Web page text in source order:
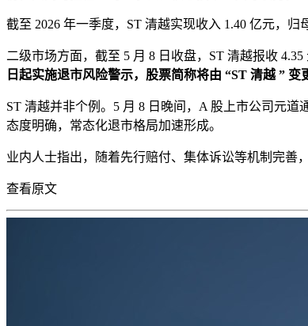
截至 2026 年一季度，ST 清越实现收入 1.40 亿元，
二级市场方面，截至 5 月 8 日收盘，ST 清越报收
日起实施退市风险警示，股票简称将由 “ST 清越 ” 变
ST 清越并非个例。5 月 8 日晚间，A 股上市公司元
态度明确，常态化退市格局加速形成。
业内人士指出，随着先行赔付、集体诉讼等机制完善
查看原文